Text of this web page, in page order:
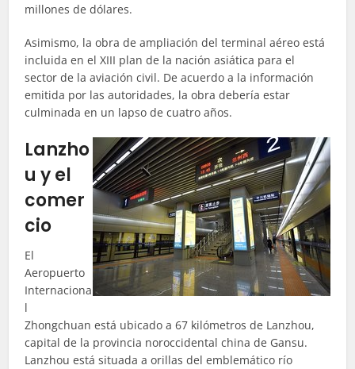
millones de dólares.
Asimismo, la obra de ampliación del terminal aéreo está
incluida en el XIII plan de la nación asiática para el
sector de la aviación civil. De acuerdo a la información
emitida por las autoridades, la obra debería estar
culminada en un lapso de cuatro años.
Lanzho
u y el
comer
cio
El
Aeropuerto
Internaciona
l
Zhongchuan está ubicado a 67 kilómetros de Lanzhou,
capital de la provincia noroccidental china de Gansu.
Lanzhou está situada a orillas del emblemático río